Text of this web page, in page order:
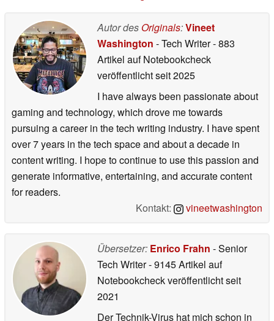
Autor des Originals:Vineet
Washington - Tech Writer- 883
Artikel auf Notebookcheck
veröffentlichtseit 2025
I have always been passionate about
gaming and technology, which drove me towards
pursuing a career in the tech writing industry. I have spent
over 7 years in the tech space and about a decade in
content writing. I hope to continue to use this passion and
generate informative, entertaining, and accurate content
for readers.
Kontakt:
vineetwashington
Übersetzer: Enrico Frahn - Senior
Tech Writer- 9145 Artikel auf
Notebookcheck veröffentlichtseit
2021
Der Technik-Virus hat mich schon in